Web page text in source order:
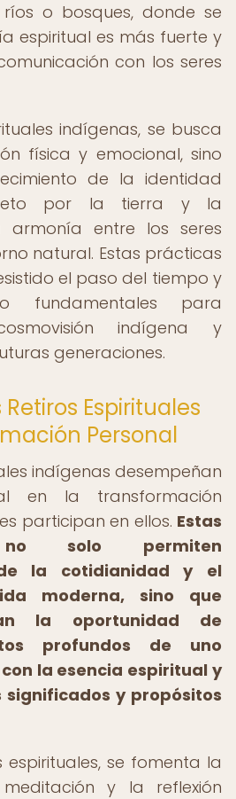
o bosques, donde se
espiritual es más fuerte y
con los seres
indígenas, se busca
física y emocional, sino
de la identidad
por la tierra y la
entre los seres
natural. Estas prácticas
el paso del tiempo y
fundamentales para
indígena y
generaciones.
Retiros Espirituales
Personal
indígenas desempeñan
en la transformación
participan en ellos. Estas
no solo permiten
la cotidianidad y el
moderna, sino que
la oportunidad de
profundos de uno
la esencia espiritual y
significados y propósitos
espirituales, se fomenta la
y la reflexión